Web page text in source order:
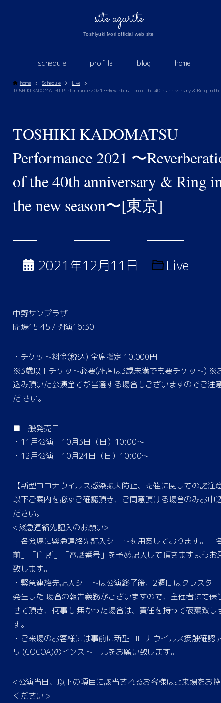
site azurite
Toshiyuki Mori official web site
schedule profile blog home
home Schedule Live
TOSHIKI KADOMATSU
Performance 2021 〜
of the 40th anniversary & Ring
the new season〜[東京]
2021年12月11日 Live
中野サンプラザ
開場15:45 / 開演16:30
・チケット料金(税込):全席指定 10,000円
※3歳以上チケット必要(座席は3歳未満でも要チケット) ※
込み頂いた公演全てが当選する場合もございますのでご注
だ さい。
■一般発売日
・11月公演：10月3日（日）10:00〜
・12月公演：10月24日（日）10:00〜
【新型コロナウイルス感染拡大防止、開催に関しての諸注
以下ご案内を必ずご確認頂き、ご同意頂ける場合のみお申
ださい。
<緊急連絡先記入のお願い>
・各会場に緊急連絡先記入シートを用意しております。「
前」「住 所」「電話番号」を予め記入して頂きますようお
致します。
・緊急連絡先記入シートは公演終了後、2週間はクラスタ
発生した 場合の報告義務がございますので、主催者にて保
せて頂き、何事も 無かった場合は、責任を持って破棄致し
す。
・ご来場のお客様には事前に新型コロナウイルス接触確認
リ (COCOA)のインストールをお願い致します。
<公演当日、以下の項目に該当されるお客様はご来場をお
ください >